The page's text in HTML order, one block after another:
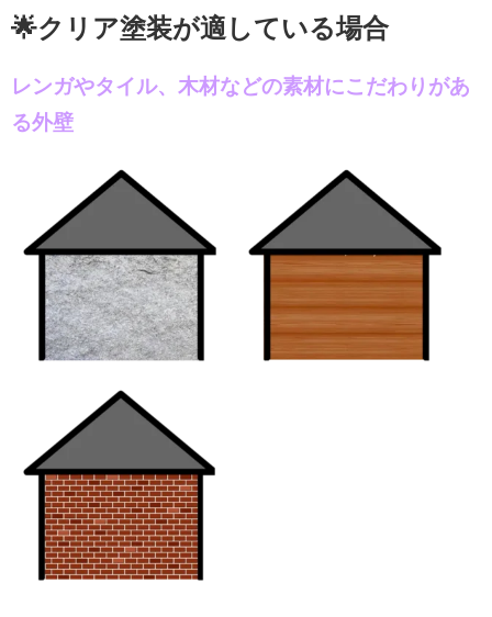
🌟クリア塗装が適している場合
レンガやタイル、木材などの素材にこだわりがあ
る外壁